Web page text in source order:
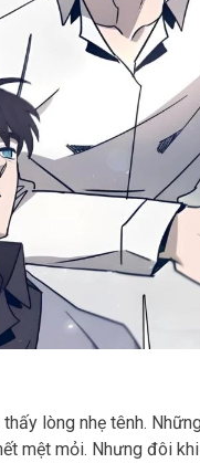
lòng nhẹ tênh.
mệt mỏi. Nhưng đôi